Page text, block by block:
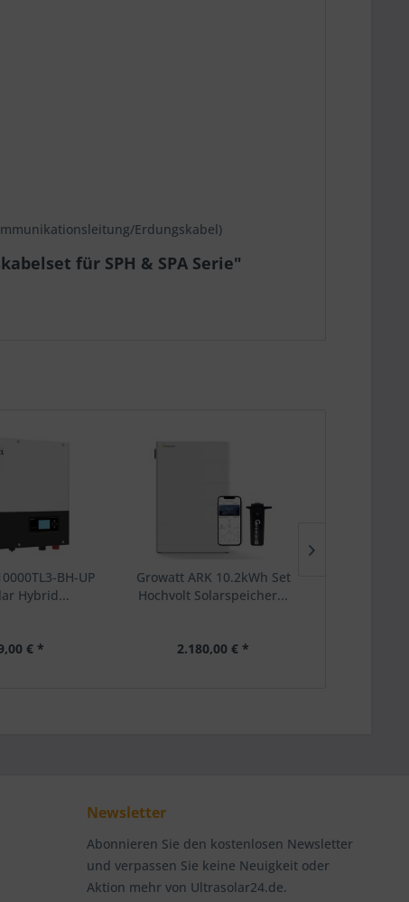
Erdungskabel)
für SPH & SPA Serie"
BH-UP
Hybrid...
€ *
Growatt ARK 10.2kWh Set
Hochvolt Solarspeicher...
2.180,00 € *
Newsletter
Abonnieren Sie den kostenlosen Newsletter
und verpassen Sie keine Neuigkeit oder
Aktion mehr von Ultrasolar24.de.